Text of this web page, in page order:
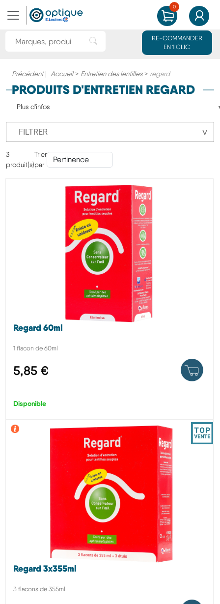
Rechercher une marque ou un produit
RE-COMMANDER
EN 1 CLIC
0
MON PANIER
Précédent| Accueil > Entretien des lentilles > regard
PRODUITS D'ENTRETIEN REGARD
Plus d'infos
FILTRER ˅
3
produit(s)
Trier
par
Regard 60ml
1 flacon de 60ml
5,85 €
Disponible
Regard 3x355ml
3 flacons de 355ml